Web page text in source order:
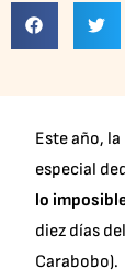
Este año,
especial
lo
diez días
Carabobo).